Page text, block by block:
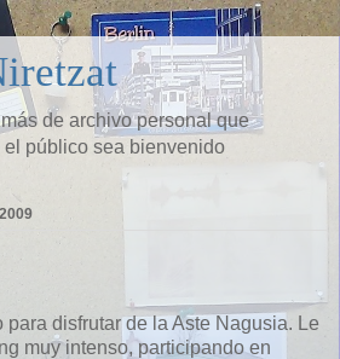
de archivo personal que
público sea bienvenido
disfrutar de la Aste Nagusia. Le
muy intenso, participando en